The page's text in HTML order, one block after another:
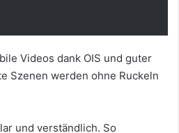
Videos dank OIS und guter
Szenen werden ohne Ruckeln
und verständlich. So